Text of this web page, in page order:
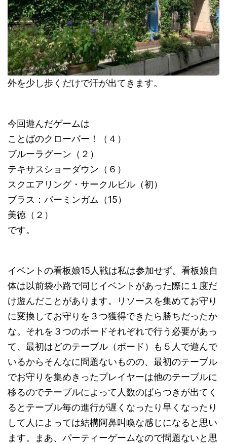
外を少し歩くだけで汗が出てきます。
今回遊んだゲームは
ことばのクローバー！（４）
ブルーラグーン（２）
テキサスショーダウン（６）
スクエアリング・サークルビル（初）
ブラス：バーミンガム（15）
美徳（２）
です。
イベントの看板娘15人戦は私は参加せず。看板娘自
体は以前袋小路で同じイベントがあった際に１度だ
け遊んだことがあります。リソースを集めてお守り
に変換してお守りを３つ獲得できたら勝ちだったか
な。それを３つのボードそれぞれで行う必要があっ
て、最初はどのテーブル（ボード）も５人で遊んで
いるからそんなに問題ないものの、最初のテーブル
でお守りを集めきったプレイヤーは他のテーブルに
移るのでテーブルによって人数のばらつきが出てく
るとテーブル毎の進行が遅くなったり早くなったり
して人によっては結構阿鼻叫喚な感じになると思い
ます。まあ、パーティーゲームなので問題ないと思